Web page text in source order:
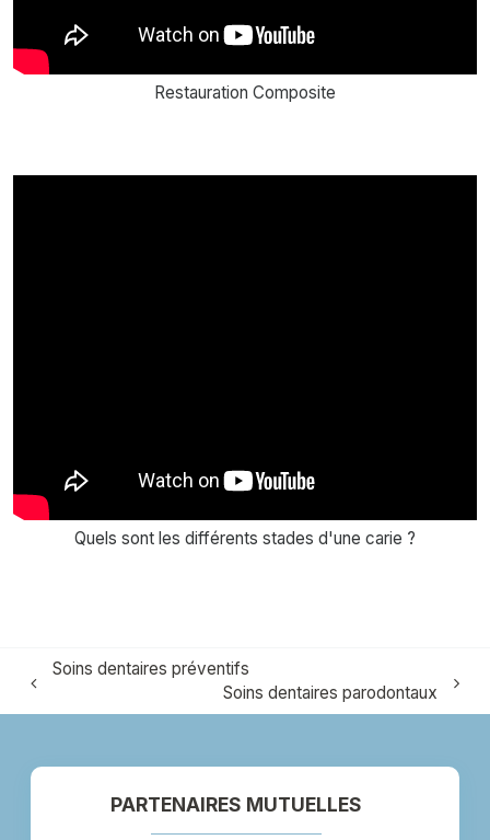
Restauration Composite
Quels sont les différents stades d'une carie ?
Soins dentaires préventifs
Soins dentaires parodontaux
PARTENAIRES MUTUELLES